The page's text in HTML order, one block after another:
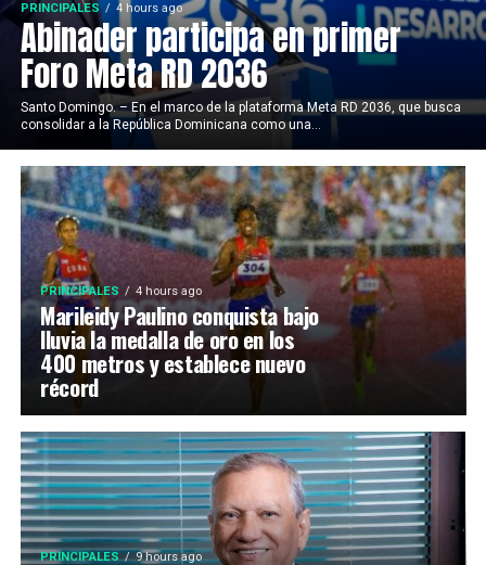
PRINCIPALES 4 hours ago
Abinader participa en primer
Foro Meta RD 2036
Santo Domingo. – En el marco de la plataforma Meta RD 2036, que busca
consolidar a la República Dominicana como una...
PRINCIPALES 4 hours ago
Marileidy Paulino conquista bajo
lluvia la medalla de oro en los
400 metros y establece nuevo
récord
PRINCIPALES 9 hours ago